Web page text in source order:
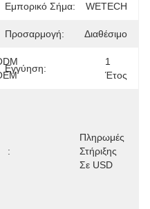
Εμπορικό Σήμα: WETECH
Προσαρμογή: Διαθέσιμο
Εγγύηση:
1
Έτος
:
Πληρωμές
Στήριξης
Σε USD